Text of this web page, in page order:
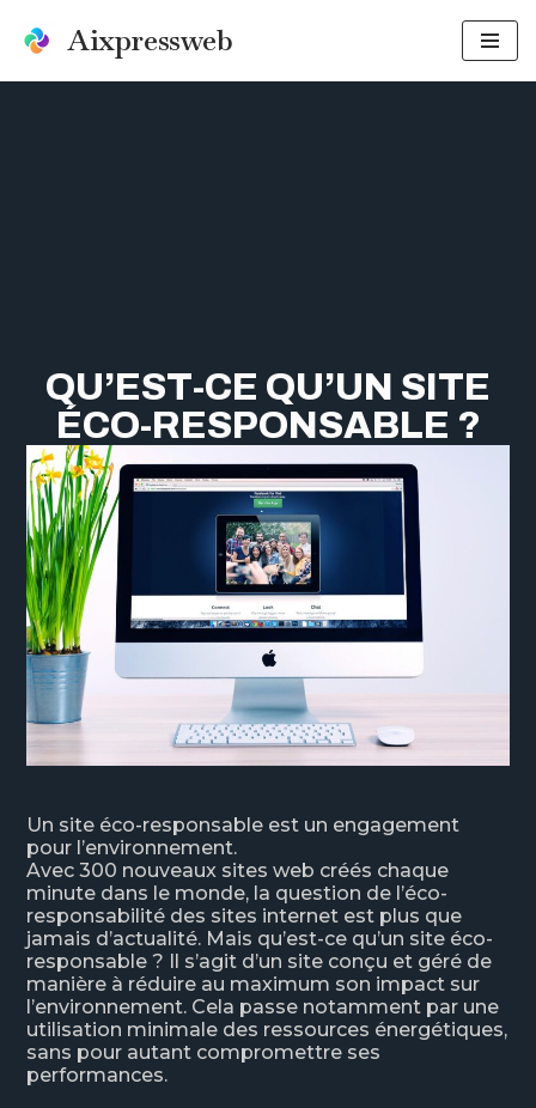
Aixpressweb
QU’EST-CE QU’UN SITE
ÉCO-RESPONSABLE ?
Un site éco-responsable est un engagement
pour l’environnement.
Avec 300 nouveaux sites web créés chaque
minute dans le monde, la question de l’éco-
responsabilité des sites internet est plus que
jamais d’actualité. Mais qu’est-ce qu’un site éco-
responsable ? Il s’agit d’un site conçu et géré de
manière à réduire au maximum son impact sur
l’environnement. Cela passe notamment par une
utilisation minimale des ressources énergétiques,
sans pour autant compromettre ses
performances.